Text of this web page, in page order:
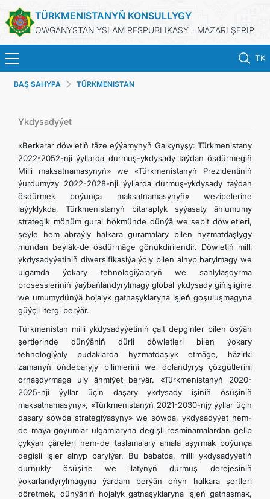
TÜRKMENISTANYŇ KONSULLYGY
OWGANYSTAN YSLAM RESPUBLIKASY - MAZARI ŞERIP
TK
BAŞ SAHYPA
TÜRKMENISTAN
KONSULLYK HYZMATLARY
DIM
ARAGATNAŞYK
BAŞ SAHYPA TÜRKMENISTAN
Ykdysadyýet
«Berkarar döwletiň täze eýýamynyň Galkynyşy: Türkmenistany
2022-2052-nji ýyllarda durmuş-ykdysady taýdan ösdürmegiň
Milli maksatnamasynyň» we «Türkmenistanyň Prezidentiniň
ýurdumyzy 2022-2028-nji ýyllarda durmuş-ykdysady taýdan
ösdürmek boýunça maksatnamasynyň» wezipelerine
laýyklykda, Türkmenistanyň bitaraplyk syýasaty ählumumy
strategik möhüm gural hökmünde dünýä we sebit döwletleri,
şeýle hem abraýly halkara guramalary bilen hyzmatdaşlygy
mundan beýläk-de ösdürmäge gönükdirilendir. Döwletiň milli
ykdysadyýetiniň diwersifikasiýa ýoly bilen alnyp barylmagy we
ulgamda ýokary tehnologiýalaryň we sanlylaşdyrma
prosessleriniň ýaýbaňlandyrylmagy global ykdysady giňişligine
we umumydünýä hojalyk gatnaşyklaryna işjeň goşuluşmagyna
güýçli itergi berýär.
Türkmenistan milli ykdysadyýetiniň çalt depginler bilen ösýän
şertlerinde dünýäniň dürli döwletleri bilen ýokary
tehnologiýaly pudaklarda hyzmatdaşlyk etmäge, häzirki
zamanyň öňdebaryjy bilimlerini we dolandyryş çözgütlerini
ornaşdyrmaga uly ähmiýet berýär. «Türkmenistanyň 2020-
2025-nji ýyllar üçin daşary ykdysady işiniň ösüşiniň
maksatnamasyny», «Türkmenistanyň 2021-2030-njy ýyllar üçin
daşary söwda strategiýasyny» we söwda, ykdysadyýet hem-
de maýa goýumlar ulgamlaryna degişli resminamalardan gelip
çykýan çäreleri hem-de taslamalary amala aşyrmak boýunça
degişli işler alnyp barylýar. Bu babatda, milli ykdysadyýetiň
durnukly ösüşine we ilatynyň durmuş derejesiniň
ýokarlandyrylmagyna ýardam berýän oňyn halkara şertleri
döretmek, dünýäniň hojalyk gatnaşyklaryna işjeň gatnaşmak,